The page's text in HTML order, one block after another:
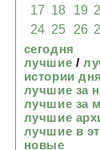
17 18 19
24 25 26
сегодня
лучшие /
истории дня
лучшие за
лучшие за
лучшие
лучшие в
новые